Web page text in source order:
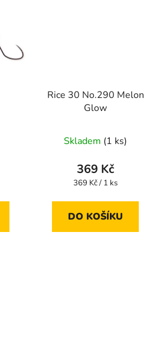
Rice 30 No.290 Melon
Glow
Skladem (1 ks)
369 Kč
Měrná
369 Kč / 1 ks
DO KOŠÍKU